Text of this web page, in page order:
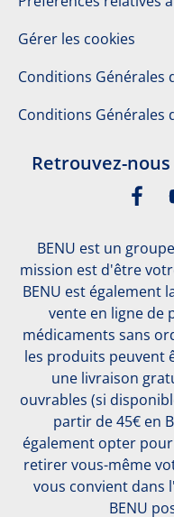
Gérer les cookies
Conditions Générales
Conditions Générales
BENU est un
mission est d'être
BENU est également
vente en ligne de
médicaments sans
les produits peuvent
une livraison
ouvrables (si
partir de 45€ en
également opter
retirer vous-même
vous convient dans
BENU
Retrouvez-